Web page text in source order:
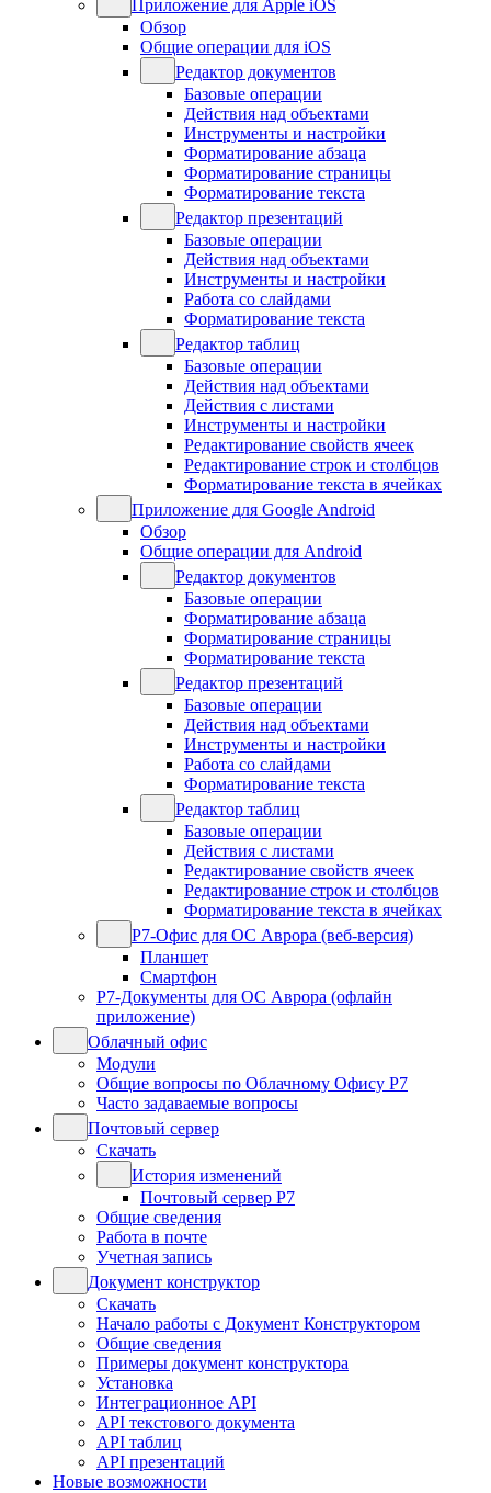
Приложение для Apple iOS
Обзор
Общие операции для iOS
Редактор документов
Базовые операции
Действия над объектами
Инструменты и настройки
Форматирование абзаца
Форматирование страницы
Форматирование текста
Редактор презентаций
Базовые операции
Действия над объектами
Инструменты и настройки
Работа со слайдами
Форматирование текста
Редактор таблиц
Базовые операции
Действия над объектами
Действия с листами
Инструменты и настройки
Редактирование свойств ячеек
Редактирование строк и столбцов
Форматирование текста в ячейках
Приложение для Google Android
Обзор
Общие операции для Android
Редактор документов
Базовые операции
Форматирование абзаца
Форматирование страницы
Форматирование текста
Редактор презентаций
Базовые операции
Действия над объектами
Инструменты и настройки
Работа со слайдами
Форматирование текста
Редактор таблиц
Базовые операции
Действия с листами
Редактирование свойств ячеек
Редактирование строк и столбцов
Форматирование текста в ячейках
Р7-Офис для ОС Аврора (веб-версия)
Планшет
Смартфон
Р7-Документы для ОС Аврора (офлайн
приложение)
Облачный офис
Модули
Общие вопросы по Облачному Офису Р7
Часто задаваемые вопросы
Почтовый сервер
Скачать
История изменений
Почтовый сервер Р7
Общие сведения
Работа в почте
Учетная запись
Документ конструктор
Скачать
Начало работы с Документ Конструктором
Общие сведения
Примеры документ конструктора
Установка
Интеграционное API
API текстового документа
API таблиц
API презентаций
Новые возможности